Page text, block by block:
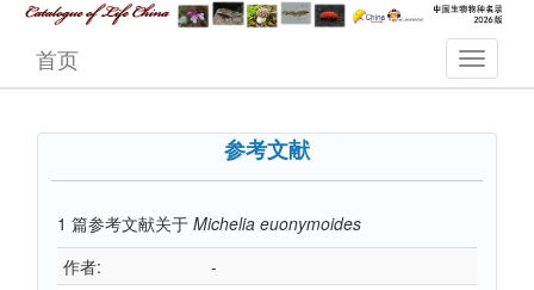
首页
参考文献
1 篇参考文献关于 Michelia euonymoides
作者:
-